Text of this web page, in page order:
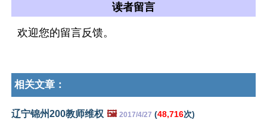
读者留言
欢迎您的留言反馈。
相关文章：
辽宁锦州200教师维权 🖼️ 2017/4/27 (48,716次)